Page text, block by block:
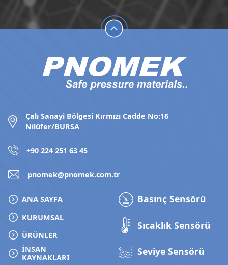
Çalı Sanayi Bölgesi Kırmızı Cadde No:16
Nilüfer/BURSA
+90 224 251 63 45
pnomek@pnomek.com.tr
ANA SAYFA
KURUMSAL
ÜRÜNLER
İNSAN
KAYNAKLARI
Basınç Sensörü
Sıcaklık Sensörü
Seviye Sensörü